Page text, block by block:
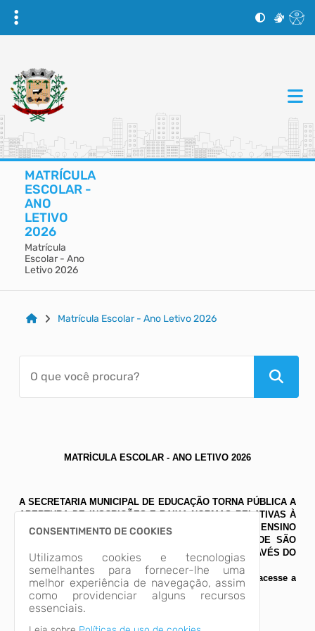
MATRÍCULA
ESCOLAR -
ANO
LETIVO
2026
Matrícula
Escolar - Ano
Letivo 2026
Matrícula Escolar - Ano Letivo 2026
MATRÍCULA ESCOLAR - ANO LETIVO 2026
A SECRETARIA MUNICIPAL DE EDUCAÇÃO TORNA PÚBLICA A
ABERTURA DE INSCRIÇÕES E BAIXA NORMAS RELATIVAS À
MATRÍCULA DE ALUNOS DA EDUCAÇÃO INFANTIL E ENSINO
FUNDAMENTAL DA REDE MUNICIPAL DE ENSINO DE SÃO
JOSÉ DO CEDRO PARA O ANO LETIVO DE 2026, ATRAVÉS DO
EDITAL Nº060/2025.
Para acessar ao Edital de Matrículas 2026 na íntegra, acesse a
aba "ARQUIVOS" abaixo.
CONSENTIMENTO DE COOKIES
Utilizamos cookies e tecnologias
semelhantes para fornecer-lhe uma
melhor experiência de navegação, assim
como providenciar alguns recursos
essenciais.